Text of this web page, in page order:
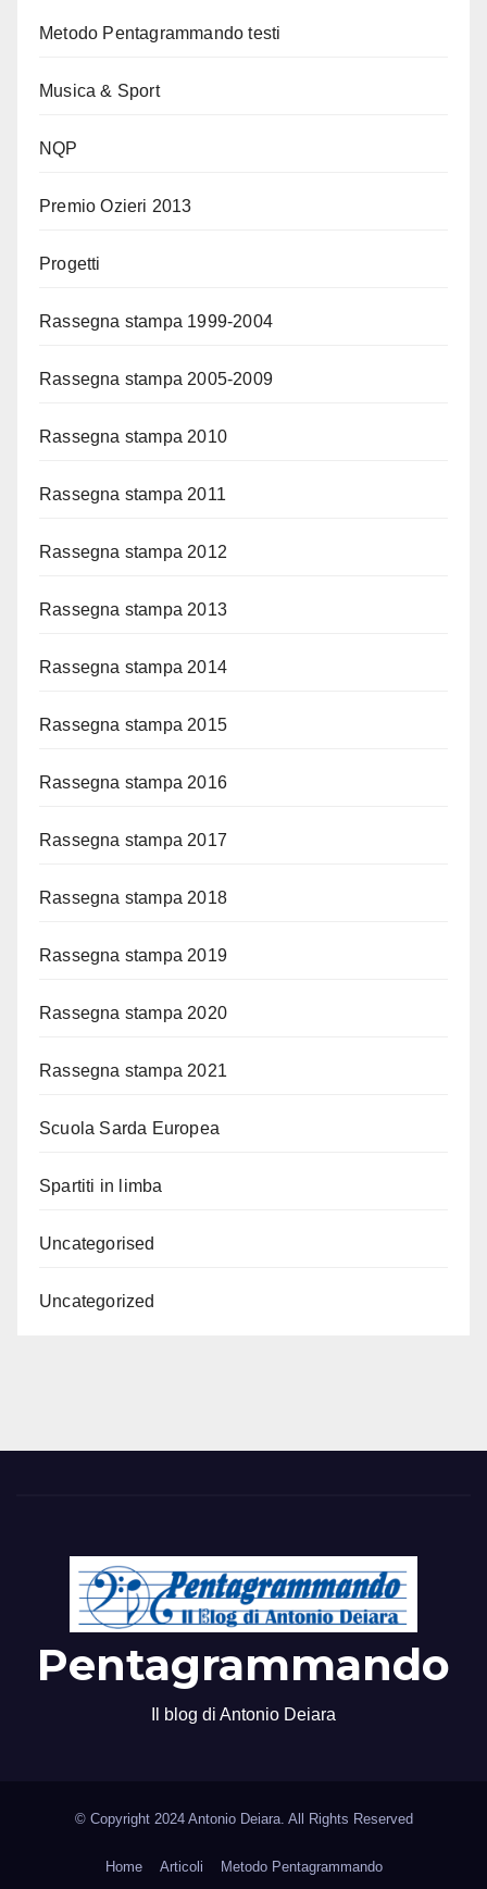
Metodo Pentagrammando testi
Musica & Sport
NQP
Premio Ozieri 2013
Progetti
Rassegna stampa 1999-2004
Rassegna stampa 2005-2009
Rassegna stampa 2010
Rassegna stampa 2011
Rassegna stampa 2012
Rassegna stampa 2013
Rassegna stampa 2014
Rassegna stampa 2015
Rassegna stampa 2016
Rassegna stampa 2017
Rassegna stampa 2018
Rassegna stampa 2019
Rassegna stampa 2020
Rassegna stampa 2021
Scuola Sarda Europea
Spartiti in limba
Uncategorised
Uncategorized
Pentagrammando
Il blog di Antonio Deiara
© Copyright 2024 Antonio Deiara. All Rights Reserved
Home Articoli Metodo Pentagrammando